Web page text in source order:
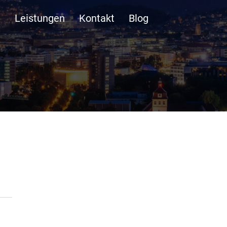
Leistungen Kontakt Blog